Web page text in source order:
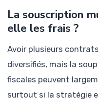
La souscription
elle les frais ?
Avoir plusieurs
diversifiés, mais la
fiscales peuvent
surtout si la stratégie